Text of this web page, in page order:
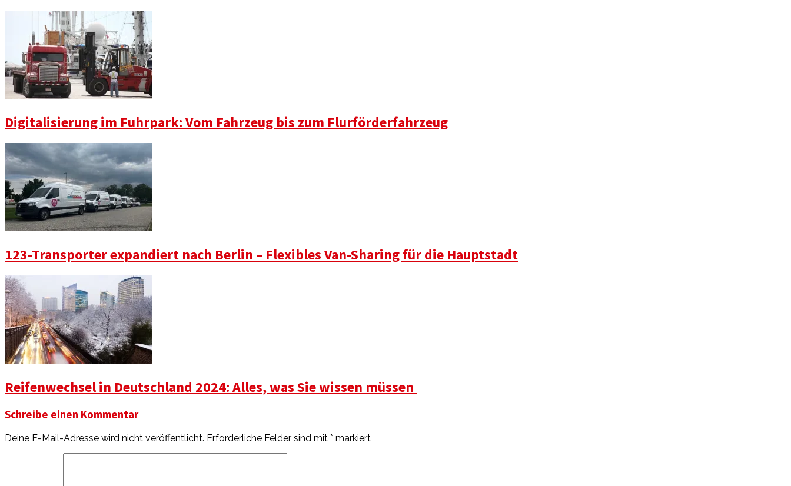
Digitalisierung im Fuhrpark: Vom Fahrzeug bis zum Flurförderfahrzeug
123-Transporter expandiert nach Berlin – Flexibles Van-Sharing für die Hauptstadt
Reifenwechsel in Deutschland 2024: Alles, was Sie wissen müssen
Schreibe einen Kommentar
Deine E-Mail-Adresse wird nicht veröffentlicht. Erforderliche Felder sind mit * markiert